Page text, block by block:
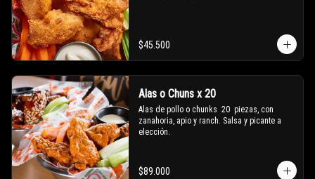
$45.500
Alas o Chuns x 20
Alas de pollo o chunks  20  piezas, con
zanahoria, apio y ranch. Salsa y picante a
elección.
$89.000